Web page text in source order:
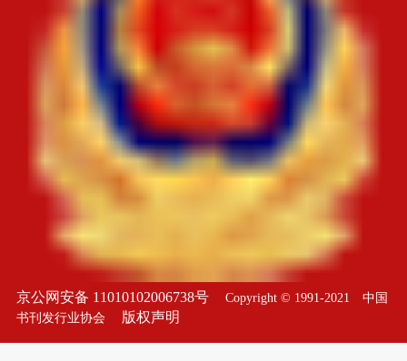
京公网安备 11010102006738号
Copyright © 1991-2021 中国
书刊发行业协会 版权声明